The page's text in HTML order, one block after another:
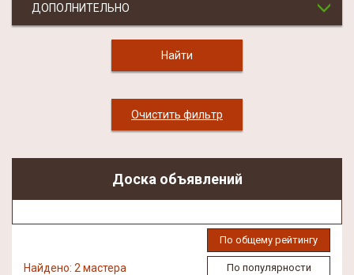
ДОПОЛНИТЕЛЬНО
Очистить фильтр
Доска объявлений
Найдено: 2 мастера
По общему рейтингу
По популярности